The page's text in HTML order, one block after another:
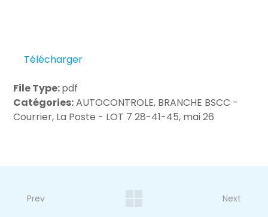
Télécharger
File Type:pdf
Catégories:AUTOCONTROLE, BRANCHE BSCC -
Courrier, La Poste - LOT 7 28-41-45, mai 26
Prev Next